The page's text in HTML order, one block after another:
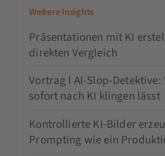
Weitere Insights
Präsentationen mit KI
direkten Vergleich
Vortrag I AI-Slop-Detektive:
sofort nach KI klingen lässt
Kontrollierte KI-Bilder
Prompting wie ein